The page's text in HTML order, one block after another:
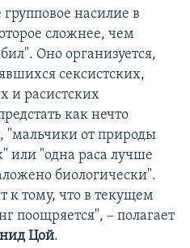
групповое насилие в
сложнее, чем
Оно организуется,
сексистских,
и расистских
как нечто
"мальчики от природы
или "одна раса лучше
биологически".
к тому, что в текущем
поощряется", – полагает
Цой.